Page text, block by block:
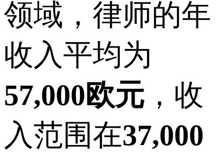
领域，律师的年
收入平均为
57,000欧元 ，收
入范围在37,000